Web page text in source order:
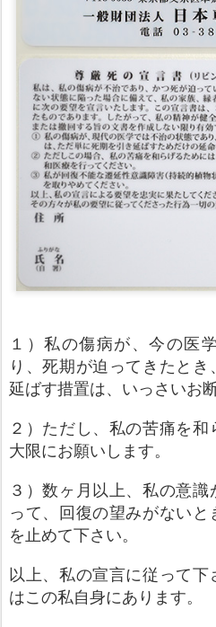
１）私の傷病が、今の医
り、死期が迫ってきたと
延ばす措置は、いっさいお
２）ただし、私の苦痛を
大限にお願いします。
３）数ヶ月以上、私の意
って、回復の望みがない
を止めて下さい。
以上、私の宣言に従って
はこの私自身にあります。